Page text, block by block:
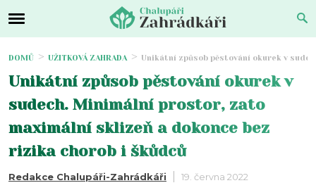
DOMŮ UŽITKOVÁ ZAHRADA Unikátní způsob pěstování okurek v
Unikátní způsob pěstování okurek v
sudech. Minimální prostor, zato
maximální sklizeň a dokonce bez
rizika chorob i škůdců
Redakce Chalupáři-Zahrádkáři 19. června 2022